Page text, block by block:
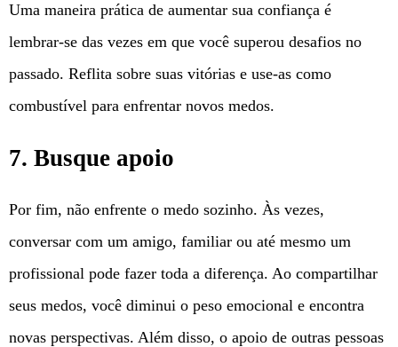
Uma maneira prática de aumentar sua confiança é
lembrar-se das vezes em que você superou desafios no
passado. Reflita sobre suas vitórias e use-as como
combustível para enfrentar novos medos.
7. Busque apoio
Por fim, não enfrente o medo sozinho. Às vezes,
conversar com um amigo, familiar ou até mesmo um
profissional pode fazer toda a diferença. Ao compartilhar
seus medos, você diminui o peso emocional e encontra
novas perspectivas. Além disso, o apoio de outras pessoas